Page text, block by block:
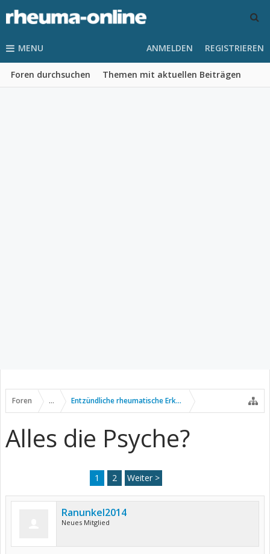
MENU
Foren durchsuchen Themen mit aktuellen Beiträgen
ANMELDEN REGISTRIEREN
Foren ... Entzündliche rheumatische Erkrankungen
Alles die Psyche?
1 2 Weiter >
Ranunkel2014
Neues Mitglied